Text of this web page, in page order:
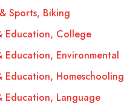
Sports, Biking
Education, College
Education, Environmental
Education, Homeschooling
Education, Language